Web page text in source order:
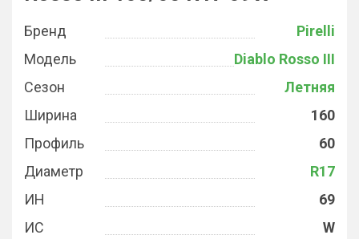
Бренд
Pirelli
Модель
Diablo Rosso III
Сезон
Летняя
Ширина
160
Профиль
60
Диаметр
R17
ИН
69
ИС
W